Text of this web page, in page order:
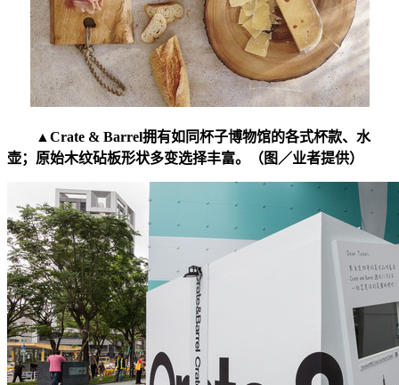
▲Crate & Barrel拥有如同杯子博物馆的各式杯款、水
壶；原始木纹砧板形状多变选择丰富。（图／业者提供）